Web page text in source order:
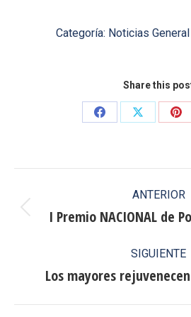
Categoría: Noticias General
Share this
Share
Share
entre
publicaciones
ANTERIOR
I Premio NACIONAL de
SIGUIENTE
Los mayores